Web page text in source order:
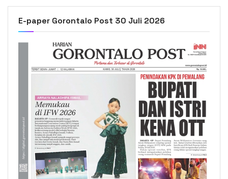
E-paper Gorontalo Post 30 Juli 2026